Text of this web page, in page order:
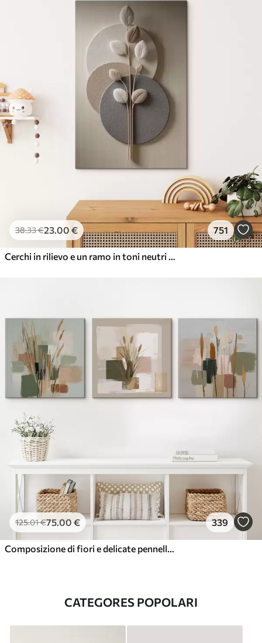
38.33€23.00 € 751
Cerchi in rilievo e un ramo in toni neutri caldi
125.01€75.00€ 339
Composizione di fiori e delicate pennellate
CATEGORES POPOLARI